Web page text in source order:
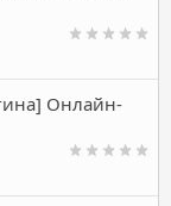
Онлайн-